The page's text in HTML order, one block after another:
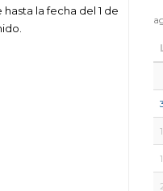
la fecha del 1 de